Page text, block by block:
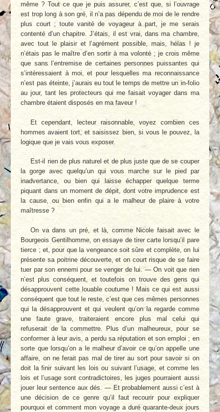
même ? Tout ce que je puis assurer, c’est que, si l’ouvrage
est trop long à son gré, il n’a pas dépendu de moi de le rendre
plus court ; toute vanité de voyageur à part, je me serais
contenté d’un chapitre. J’étais, il est vrai, dans ma chambre,
avec tout le plaisir et l’agrément possible, mais, hélas ! je
n’étais pas le maître d’en sortir à ma volonté ; je crois même
que sans l’entremise de certaines personnes puissantes qui
s’intéressaient à moi, et pour lesquelles ma reconnaissance
n’est pas éteinte, j’aurais eu tout le temps de mettre un in-folio
au jour, tant les protecteurs qui me faisait voyager dans ma
chambre étaient disposés en ma faveur !
Et cependant, lecteur raisonnable, voyez combien ces
hommes avaient tort, et saisissez bien, si vous le pouvez, la
logique que je vais vous exposer.
Est-il rien de plus naturel et de plus juste que de se couper
la gorge avec quelqu’un qui vous marche sur le pied par
inadvertance, ou bien qui laisse échapper quelque terme
piquant dans un moment de dépit, dont votre imprudence est
la cause, ou bien enfin qui a le malheur de plaire à votre
maîtresse ?
On va dans un pré, et là, comme Nicole faisait avec le
Bourgeois Gentilhomme, on essaye de tirer carte lorsqu’il pare
tierce ; et, pour que la vengeance soit sûre et complète, on lui
présente sa poitrine découverte, et on court risque de se faire
tuer par son ennemi pour se venger de lui. — On voit que rien
n’est plus conséquent, et toutefois on trouve des gens qui
désapprouvent cette louable coutume ! Mais ce qui est aussi
conséquent que tout le reste, c’est que ces mêmes personnes
qui la désapprouvent et qui veulent qu’on la regarde comme
une faute grave, traiteraient encore plus mal celui qui
refuserait de la commettre. Plus d’un malheureux, pour se
conformer à leur avis, a perdu sa réputation et son emploi ; en
sorte que lorsqu’on a le malheur d’avoir ce qu’on appelle une
affaire, on ne ferait pas mal de tirer au sort pour savoir si on
doit la finir suivant les lois ou suivant l’usage, et comme les
lois et l’usage sont contradictoires, les juges pourraient aussi
jouer leur sentence aux dés. — Et probablement aussi c’est à
une décision de ce genre qu’il faut recourir pour expliquer
pourquoi et comment mon voyage a duré quarante-deux jours